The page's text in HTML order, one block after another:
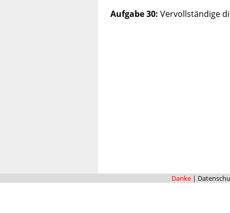
Aufgabe 30: Vervollständige
Danke|